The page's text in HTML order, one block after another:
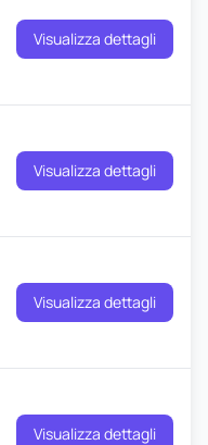
Visualizza dettagli
Visualizza dettagli
Visualizza dettagli
Visualizza dettagli